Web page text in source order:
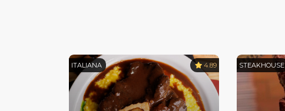
ITALIANA 4.89 STEAKHOUSE